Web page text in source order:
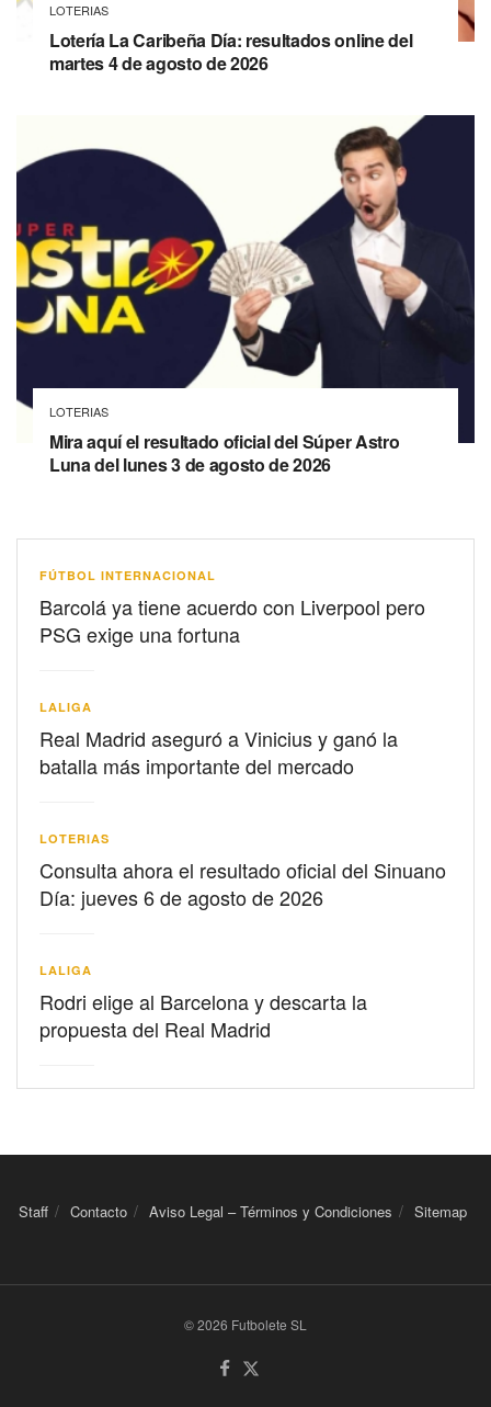
LOTERIAS
Lotería La Caribeña Día: resultados online del
martes 4 de agosto de 2026
LOTERIAS
Mira aquí el resultado oficial del Súper Astro
Luna del lunes 3 de agosto de 2026
FÚTBOL INTERNACIONAL
Barcolá ya tiene acuerdo con Liverpool pero
PSG exige una fortuna
LALIGA
Real Madrid aseguró a Vinicius y ganó la
batalla más importante del mercado
LOTERIAS
Consulta ahora el resultado oficial del Sinuano
Día: jueves 6 de agosto de 2026
LALIGA
Rodri elige al Barcelona y descarta la
propuesta del Real Madrid
Staff Contacto Aviso Legal – Términos y Condiciones Sitemap
© 2026 Futbolete SL